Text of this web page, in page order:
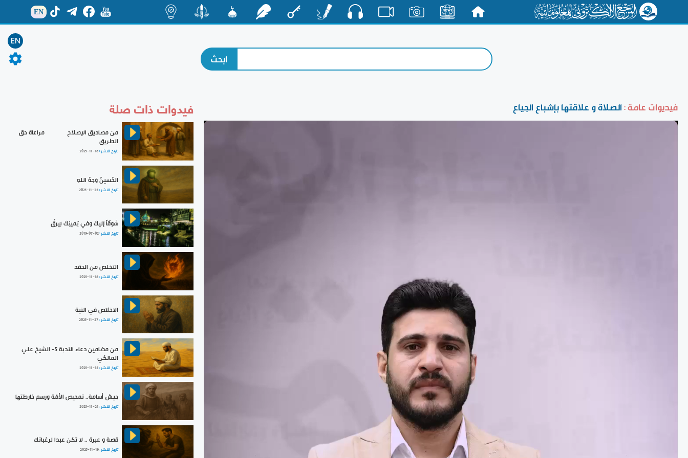
EN
EN
فيديوات عامة :الصلاة و علاقتها بإشباع الجياع فيدوات ذات صلة
من مصاديق الإصلاح || مراعاة حق
الطريق
تاريخ النشر :2025-11-16
الحُسينُ وَجهُ اللهِ
تاريخ النشر :2025-11-25
شَوقَاً إليكَ وفي يَمينِكَ بَيرَقُ
تاريخ النشر :2019-07-02
التخلص من الحقد
تاريخ النشر :2025-11-18
الاخلاص في النية
تاريخ النشر :2025-11-27
من مضامين دعاء الندبة 5- الشيخ علي
المالكي
تاريخ النشر :2025-11-15
جيش أسامة.. تمحيص الأمّة ورسم خارطتها
تاريخ النشر :2025-11-21
قصة و عبرة .. لا تكن عبدا لرغباتك
تاريخ النشر :2025-11-19